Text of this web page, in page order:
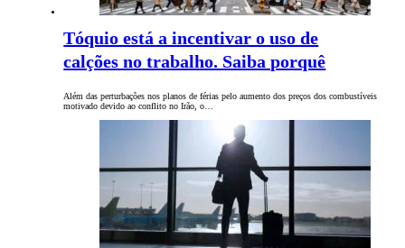
Tóquio está a incentivar o uso de
calções no trabalho. Saiba porquê
Além das perturbações nos planos de férias pelo aumento dos preços dos combustíveis
motivado devido ao conflito no Irão, o…